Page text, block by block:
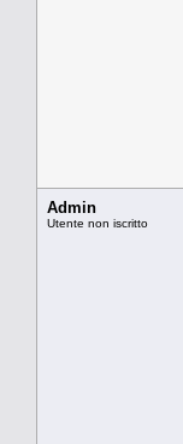
Admin
Utente non iscritto